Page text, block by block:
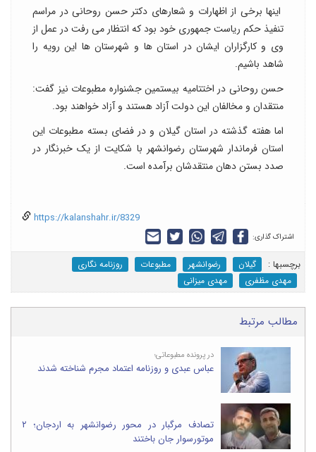
اینها برخی از اظهارات و شعارهای دکتر حسن روحانی در مراسم
تنفیذ حکم ریاست جمهوری خود بود که انتظار می رفت در عمل از
وی و کارگزاران ایشان در استان ها و شهرستان ها این رویه را
شاهد باشیم.
حسن روحانی در اختتامیه بیستمین جشنواره مطبوعات نیز گفت:
منتقدان و مخالفان این دولت آزاد هستند و آزاد خواهند بود.
اما هفته گذشته در استان گیلان و در فضای بسته مطبوعات این
استان فرماندار شهرستان رضوانشهر با شکایت از یک خبرنگار در
صدد بستن دهان منتقدشان برآمده است.
https://kalanshahr.ir/8329
اشتراک گذاری:
برچسب‎ها : گیلان رضوانشهر مطبوعات
روزنامه نگاری
مهدی مظفری
مهدی میزانی
مطالب مرتبط
در پرونده مطبوعاتی؛
عباس عبدی و روزنامه اعتماد مجرم شناخته شدند
تصادف مرگبار در محور رضوانشهر به اردجان؛ ۲
موتورسوار جان باختند